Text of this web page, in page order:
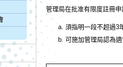
管理局在批准有限度註冊
須指明一段不超過3
可施加管理局認為